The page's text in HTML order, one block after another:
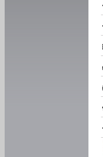
ร
ร
กิ
ด
ติ
ป
ร